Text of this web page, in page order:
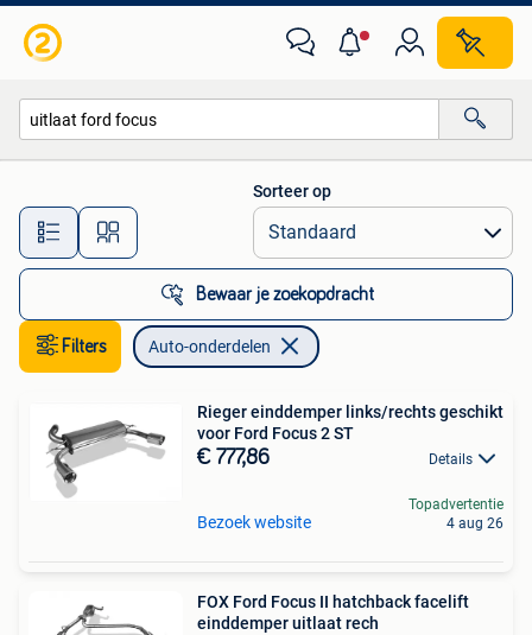
Alle afstanden…
Sorteer op
Bewaar je zoekopdracht
Filters Auto-onderdelen
Rieger einddemper links/rechts geschikt
voor Ford Focus 2 ST
€ 777,86 Details
Bezoek website
Topadvertentie
4 aug 26
FOX Ford Focus II hatchback facelift
einddemper uitlaat rech